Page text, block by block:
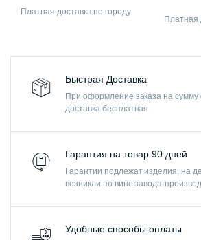
Быстрая Доставка
При оформление заказа на сумму
доставка бесплатная
Гарантия на товар 90 дней
Гарантии подлежат изделия, на
возникли по вине завода-
Удобные способы оплаты
Платная доставка по городу
Платная